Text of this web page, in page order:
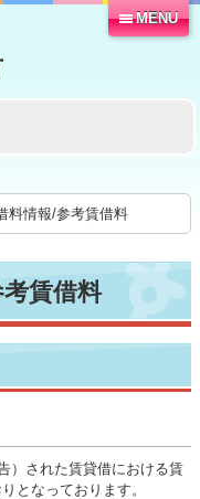
MENU
料情報/参考賃借料
賃借料
）された賃貸借における賃
となっております。